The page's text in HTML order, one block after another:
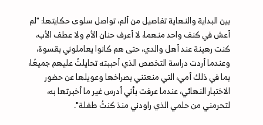
بين البداية والنهاية تفاصيل من ألم، تواصل سلوى حكايتها: "لم
أعش في كنف واحد منهما، لا أعرف حنان الأم ولا عطف الأب،
كنت رهينة عند أهل والدي، حتى هم كانوا يعاملوني بقسوة،
وعندما أردت دراسة التخصص الذي أحببته تحايلتُ عليهم جميعًا،
بما في ذلك أمي، التي منعتني بصراخها وعويلها عن حضور
الاختبار النهائي، عندما عرفت بأني أدرس غير ما أخبرتها به،
لتحرمني من حلمي الذي راودني منذ كنتُ طفلة".